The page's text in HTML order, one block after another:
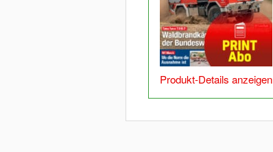
Produkt-Details anzeigen